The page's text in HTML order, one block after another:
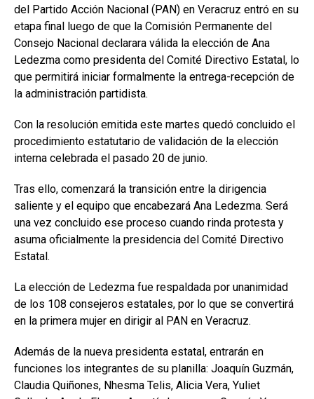
del Partido Acción Nacional (PAN) en Veracruz entró en su
etapa final luego de que la Comisión Permanente del
Consejo Nacional declarara válida la elección de Ana
Ledezma como presidenta del Comité Directivo Estatal, lo
que permitirá iniciar formalmente la entrega-recepción de
la administración partidista.
Con la resolución emitida este martes quedó concluido el
procedimiento estatutario de validación de la elección
interna celebrada el pasado 20 de junio.
Tras ello, comenzará la transición entre la dirigencia
saliente y el equipo que encabezará Ana Ledezma. Será
una vez concluido ese proceso cuando rinda protesta y
asuma oficialmente la presidencia del Comité Directivo
Estatal.
La elección de Ledezma fue respaldada por unanimidad
de los 108 consejeros estatales, por lo que se convertirá
en la primera mujer en dirigir al PAN en Veracruz.
Además de la nueva presidenta estatal, entrarán en
funciones los integrantes de su planilla: Joaquín Guzmán,
Claudia Quiñones, Nhesma Telis, Alicia Vera, Yuliet